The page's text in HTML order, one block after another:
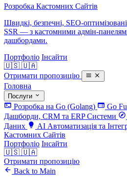
Розробка Кастомних Сайтів
Швидкі, безпечні, SEO-
SSR — з кастомними адмін-
дашбордами.
Портфоліо Інсайти
🇺🇸 🇺🇦
Отримати пропозицію
Головна
Послуги
Розробка на Go (Golang)
Go
Дашборди, CRM та ERP Системи
Даних
AI Автоматизація та
Кастомних Сайтів
Портфоліо Інсайти
🇺🇸 🇺🇦
Отримати пропозицію
Back to Main